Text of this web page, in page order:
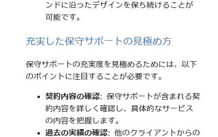
ンドに沿ったデザインを保ち続けることが
可能です。
充実した保守サポートの見極め方
保守サポートの充実度を見極めるためには、以下
のポイントに注目することが必要です。
契約内容の確認: 保守サポートが含まれる契
約内容を詳しく確認し、具体的なサービス
の内容を把握します。
過去の実績の確認: 他のクライアントからの